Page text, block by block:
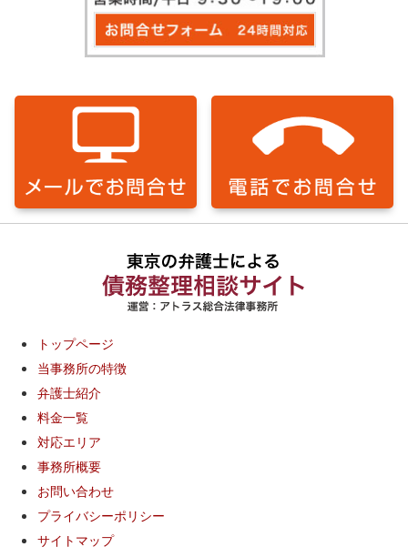
トップページ
当事務所の特徴
弁護士紹介
料金一覧
対応エリア
事務所概要
お問い合わせ
プライバシーポリシー
サイトマップ